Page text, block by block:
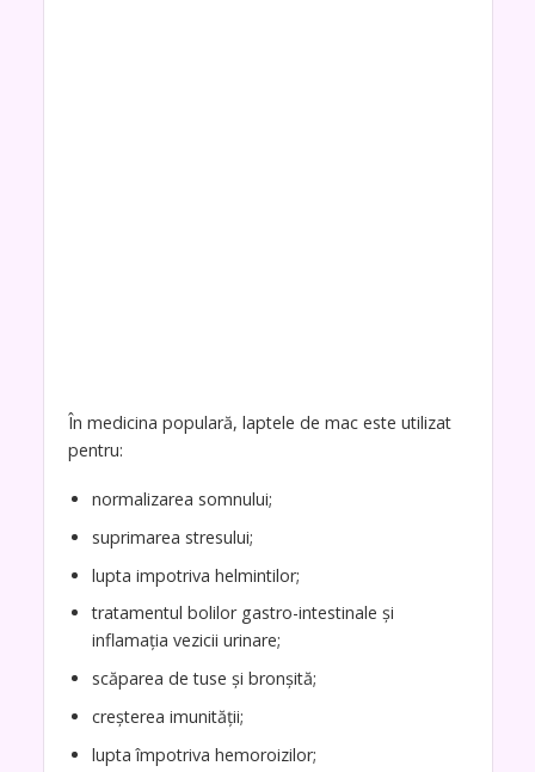
În medicina populară, laptele de mac este utilizat
pentru:
normalizarea somnului;
suprimarea stresului;
lupta impotriva helmintilor;
tratamentul bolilor gastro-intestinale și
inflamația vezicii urinare;
scăparea de tuse și bronșită;
creșterea imunității;
lupta împotriva hemoroizilor;